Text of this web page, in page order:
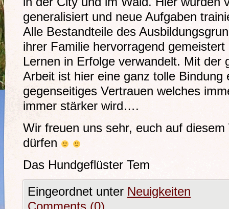
generalisiert und neue Aufgaben
Alle Bestandteile des
ihrer Familie hervorragend
Lernen in Erfolge verwandelt. Mit der
Arbeit ist hier eine ganz tolle Bindung
gegenseitiges Vertrauen welches
immer stärker wird….
Wir freuen uns sehr, euch auf
dürfen
Das Hundgeflüster Tem
Eingeordnet unter Neuigkeiten